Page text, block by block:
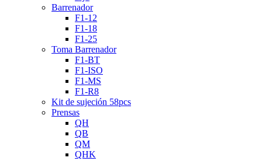
Barrenador
F1-12
F1-18
F1-25
Toma Barrenador
F1-BT
F1-ISO
F1-MS
F1-R8
Kit de sujeción 58pcs
Prensas
QH
QB
QM
QHK